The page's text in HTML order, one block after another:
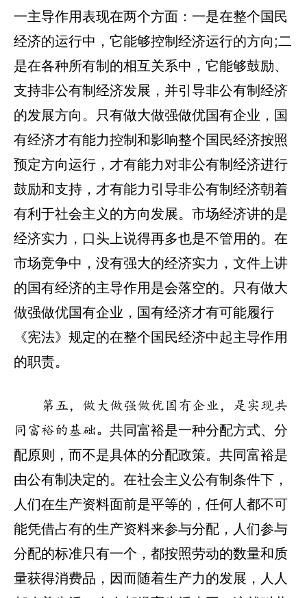
一主导作用表现在两个方面：一是在整个国民
经济的运行中，它能够控制经济运行的方向;二
是在各种所有制的相互关系中，它能够鼓励、
支持非公有制经济发展，并引导非公有制经济
的发展方向。只有做大做强做优国有企业，国
有经济才有能力控制和影响整个国民经济按照
预定方向运行，才有能力对非公有制经济进行
鼓励和支持，才有能力引导非公有制经济朝着
有利于社会主义的方向发展。市场经济讲的是
经济实力，口头上说得再多也是不管用的。在
市场竞争中，没有强大的经济实力，文件上讲
的国有经济的主导作用是会落空的。只有做大
做强做优国有企业，国有经济才有可能履行
《宪法》规定的在整个国民经济中起主导作用
的职责。
第五，做大做强做优国有企业，是实现共
同富裕的基础。 共同富裕是一种分配方式、分
配原则，而不是具体的分配政策。共同富裕是
由公有制决定的。在社会主义公有制条件下，
人们在生产资料面前是平等的，任何人都不可
能凭借占有的生产资料来参与分配，人们参与
分配的标准只有一个，都按照劳动的数量和质
量获得消费品，因而随着生产力的发展，人人